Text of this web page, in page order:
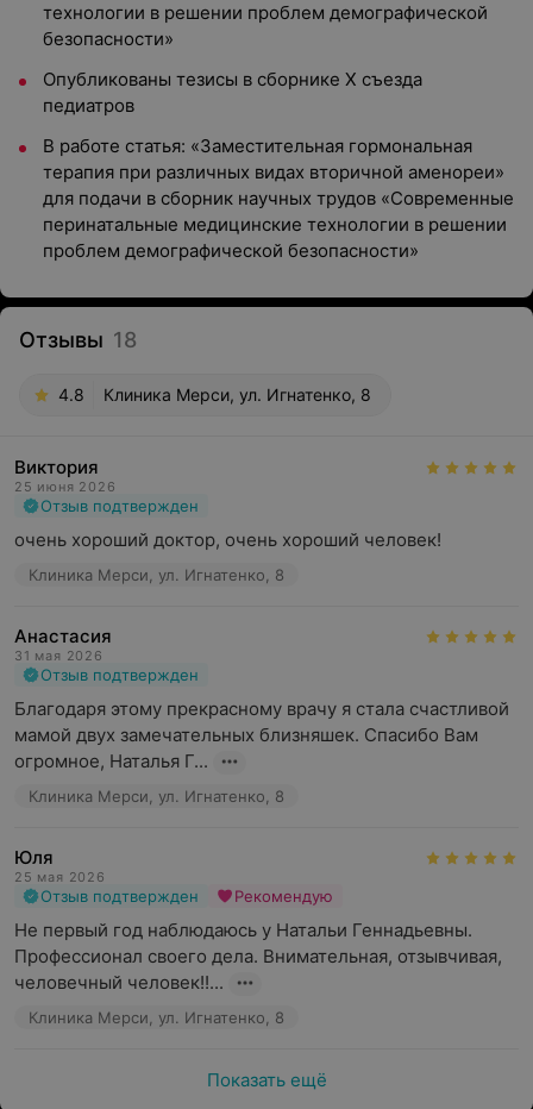
технологии в решении проблем демографической
безопасности»
Опубликованы тезисы в сборнике X съезда
педиатров
В работе статья: «Заместительная гормональная
терапия при различных видах вторичной аменореи»
для подачи в сборник научных трудов «Современные
перинатальные медицинские технологии в решении
проблем демографической безопасности»
Отзывы 18
4.8 Клиника Мерси, ул. Игнатенко, 8
Виктория
25 июня 2026
Отзыв подтвержден
очень хороший доктор, очень хороший человек!
Клиника Мерси, ул. Игнатенко, 8
Анастасия
31 мая 2026
Отзыв подтвержден
Благодаря этому прекрасному врачу я стала счастливой
мамой двух замечательных близняшек. Спасибо Вам
огромное, Наталья Г...
Клиника Мерси, ул. Игнатенко, 8
Юля
25 мая 2026
Отзыв подтвержден Рекомендую
Не первый год наблюдаюсь у Натальи Геннадьевны.
Профессионал своего дела. Внимательная, отзывчивая,
человечный человек!!...
Клиника Мерси, ул. Игнатенко, 8
Показать ещё